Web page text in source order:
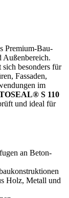
Premium-Bau-
Außenbereich.
besonders für
Fassaden,
im
S 110
und ideal für
an Beton-
Holz, Metall und